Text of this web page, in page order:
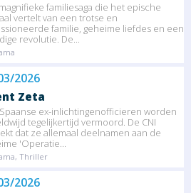
familiesaga die het epische
vertelt van een trotse en
familie, geheime liefdes en een
revolutie. De...
2026
Zeta
ex-inlichtingenofficieren worden
tegelijkertijd vermoord. De CNI
dat ze allemaal deelnamen aan de
'Operatie...
Thriller
2026